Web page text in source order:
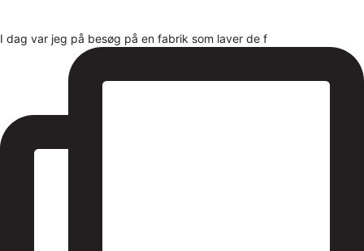
I dag var jeg på besøg på en fabrik som laver de f